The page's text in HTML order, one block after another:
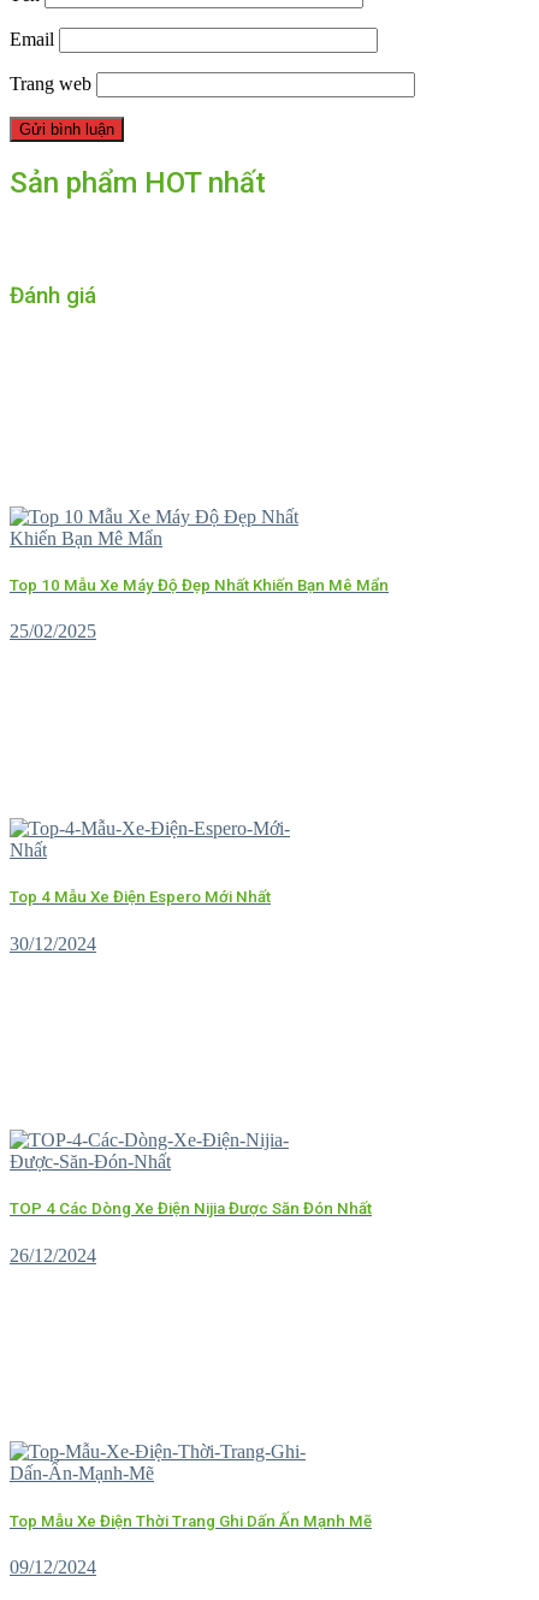
Email
Trang web
Sản phẩm HOT nhất
Đánh giá
Top 10 Mẫu Xe Máy Độ Đẹp Nhất Khiến Bạn Mê Mẩn
25/02/2025
Top 4 Mẫu Xe Điện Espero Mới Nhất
30/12/2024
TOP 4 Các Dòng Xe Điện Nijia Được Săn Đón Nhất
26/12/2024
Top Mẫu Xe Điện Thời Trang Ghi Dấn Ấn Mạnh Mẽ
09/12/2024